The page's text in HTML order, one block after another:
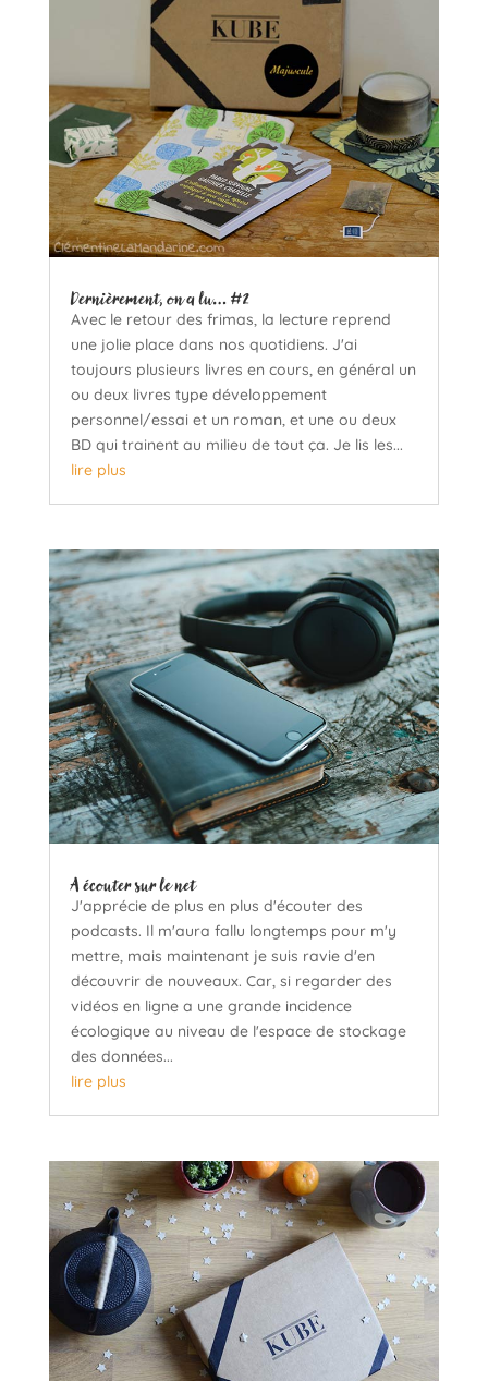
Dernièrement, on a lu… #2
Avec le retour des frimas, la lecture reprend
une jolie place dans nos quotidiens. J'ai
toujours plusieurs livres en cours, en général un
ou deux livres type développement
personnel/essai et un roman, et une ou deux
BD qui trainent au milieu de tout ça. Je lis les...
lire plus
A écouter sur le net
J'apprécie de plus en plus d'écouter des
podcasts. Il m'aura fallu longtemps pour m'y
mettre, mais maintenant je suis ravie d'en
découvrir de nouveaux. Car, si regarder des
vidéos en ligne a une grande incidence
écologique au niveau de l'espace de stockage
des données...
lire plus